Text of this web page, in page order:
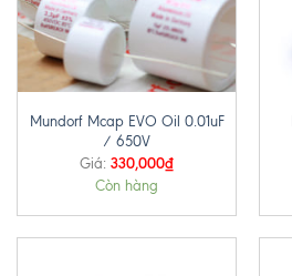
Mundorf Mcap EVO Oil 0.01uF
/ 650V
Giá: 330,000₫
Còn hàng